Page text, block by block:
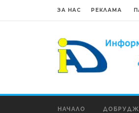
ЗА НАС РЕКЛАМА
НАЧАЛО